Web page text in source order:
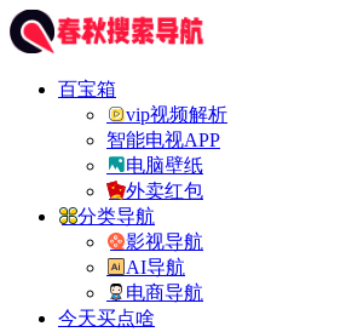
百宝箱
vip视频解析
智能电视APP
电脑壁纸
外卖红包
分类导航
影视导航
AI导航
电商导航
今天买点啥